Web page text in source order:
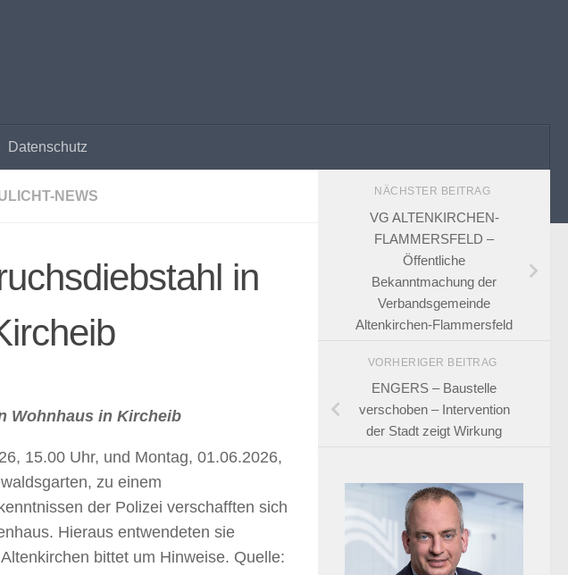
Datenschutz
NEWS
in
Wohnhaus in Kircheib
15.00 Uhr, und Montag, 01.06.2026,
zu einem
der Polizei verschafften sich
Hieraus entwendeten sie
bittet um Hinweise. Quelle:
NÄCHSTER BEITRAG
VG ALTENKIRCHEN-
FLAMMERSFELD –
Öffentliche
Bekanntmachung der
Verbandsgemeinde
Altenkirchen-Flammersfeld
VORHERIGER BEITRAG
ENGERS – Baustelle
verschoben – Intervention
der Stadt zeigt Wirkung